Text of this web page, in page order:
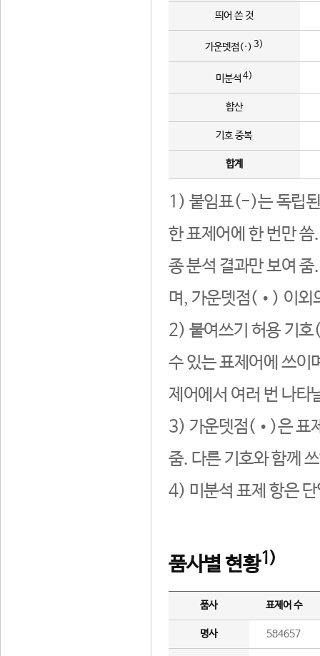
띄어 쓴 것
가운뎃점(·) 3)
미분석 4)
합산
기호 중복
합계
1) 붙임표(-)는 독립된
한 표제어에 한 번만
종 분석 결과만 보여
며, 가운뎃점(•) 이외
2) 붙여쓰기 허용 기호
수 있는 표제어에 쓰이
제어에서 여러 번 나타
3) 가운뎃점(•)은 표
줌. 다른 기호와 함께
4) 미분석 표제 항은
품사별 현황1)
품사 표제어 수
명사 584657